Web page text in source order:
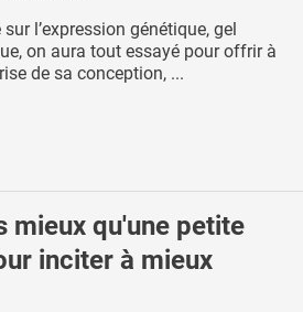
l’expression génétique, gel
on aura tout essayé pour offrir à
de sa conception, ...
mieux qu'une petite
inciter à mieux